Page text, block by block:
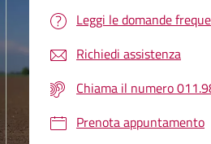
Leggi le domande
Richiedi assistenza
Chiama il numero
Prenota appuntamento